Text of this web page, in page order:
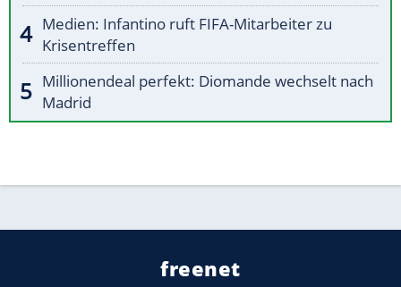
Medien: Infantino ruft FIFA-Mitarbeiter zu
Krisentreffen
Millionendeal perfekt: Diomande wechselt nach
Madrid
freenet